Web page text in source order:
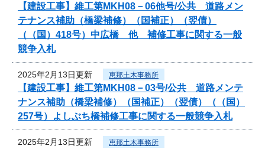
【建設工事】維工第MKH08－06他号/公共 道路メン
テナンス補助（橋梁補修）（国補正）（翌債）
（（国）418号）中広橋 他 補修工事に関する一般
競争入札
2025年2月13日更新 恵那土木事務所
【建設工事】維工第MKH08－03号/公共 道路メンテ
ナンス補助（橋梁補修）（国補正）（翌債）（（国）
257号）よしぶち橋補修工事に関する一般競争入札
2025年2月13日更新 恵那土木事務所